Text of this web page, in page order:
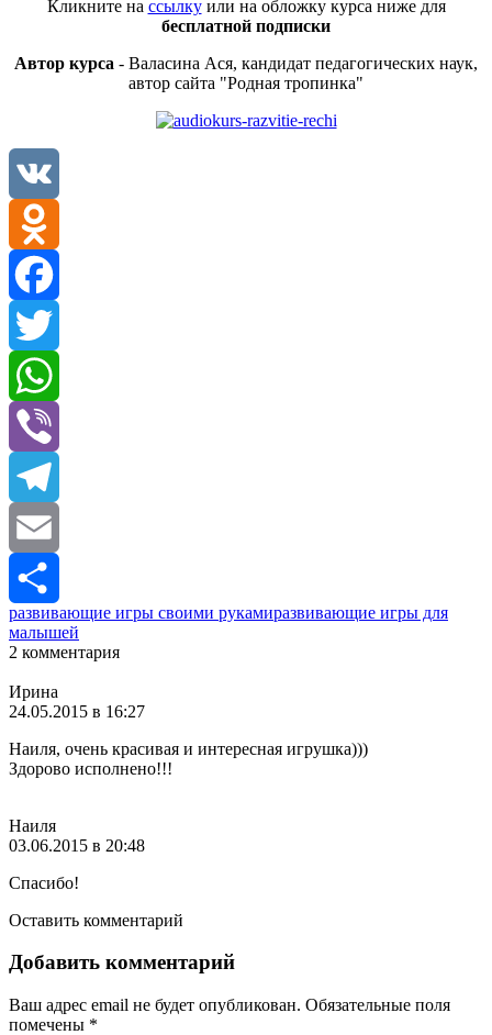
Кликните на ссылкуили на обложку курса ниже для
бесплатной подписки
Автор курса - Валасина Ася, кандидат педагогических наук,
автор сайта "Родная тропинка"
VK
Odnoklassniki
Facebook
Twitter
WhatsApp
Viber
Telegram
Email
Отправить
развивающие игры своими рукамиразвивающие игры для
малышей
2 комментария
Ирина
24.05.2015 в 16:27
Наиля, очень красивая и интересная игрушка)))
Здорово исполнено!!!
Наиля
03.06.2015 в 20:48
Спасибо!
Оставить комментарий
Добавить комментарий
Ваш адрес email не будет опубликован. Обязательные поля
помечены *